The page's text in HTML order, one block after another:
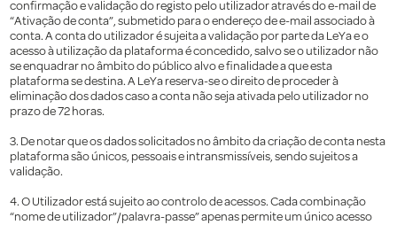
confirmação e validação do registo pelo utilizador através do e-mail de
“Ativação de conta”, submetido para o endereço de e-mail associado à
conta. A conta do utilizador é sujeita a validação por parte da LeYa e o
acesso à utilização da plataforma é concedido, salvo se o utilizador não
se enquadrar no âmbito do público alvo e finalidade a que esta
plataforma se destina. A LeYa reserva-se o direito de proceder à
eliminação dos dados caso a conta não seja ativada pelo utilizador no
prazo de 72 horas.
3. De notar que os dados solicitados no âmbito da criação de conta nesta
plataforma são únicos, pessoais e intransmissíveis, sendo sujeitos a
validação.
4. O Utilizador está sujeito ao controlo de acessos. Cada combinação
“nome de utilizador”/palavra-passe” apenas permite um único acesso